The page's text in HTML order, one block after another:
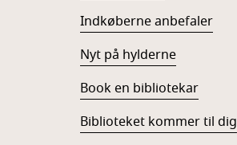
Indkøberne anbefaler
Nyt på hylderne
Book en bibliotekar
Biblioteket kommer til dig